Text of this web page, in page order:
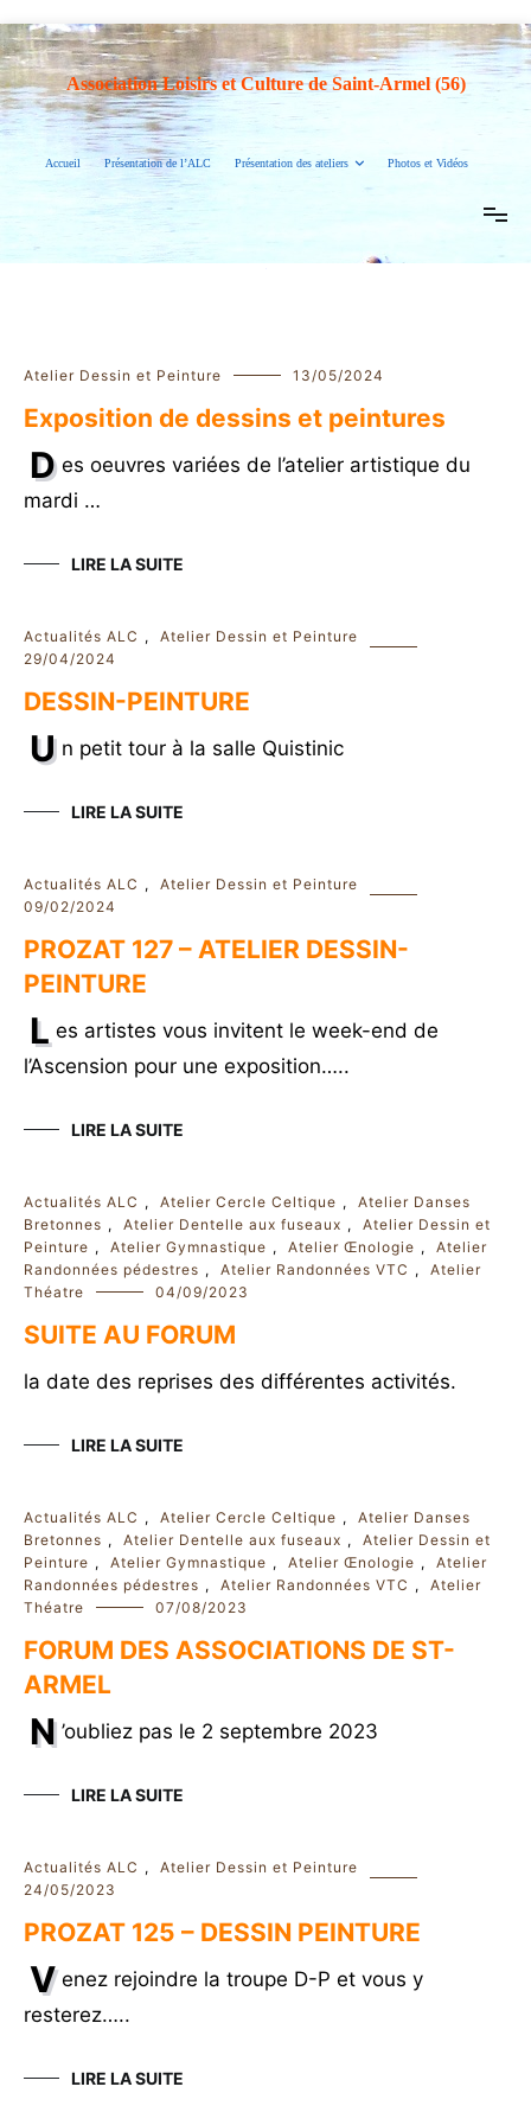
Aller
au
contenuAssociation Loisirs et Culture de Saint-Armel (56)
Accueil Présentation de l’ALC Présentation des ateliers Photos et Vidéos
Atelier Dessin et Peinture 13/05/2024
Exposition de dessins et peintures
D es oeuvres variées de l’atelier artistique du
mardi …
LIRE LA SUITE
Actualités ALC ,
Atelier Dessin et Peinture
29/04/2024
DESSIN-PEINTURE
U n petit tour à la salle Quistinic
LIRE LA SUITE
Actualités ALC ,
Atelier Dessin et Peinture
09/02/2024
PROZAT 127 – ATELIER DESSIN-
PEINTURE
L es artistes vous invitent le week-end de
l’Ascension pour une exposition…..
LIRE LA SUITE
Actualités ALC , Atelier Cercle Celtique ,
Atelier Danses
Bretonnes , Atelier Dentelle aux fuseaux ,
Atelier Dessin et
Peinture , Atelier Gymnastique , Atelier Œnologie ,
Atelier
Randonnées pédestres , Atelier Randonnées VTC ,
Atelier
Théatre
04/09/2023
SUITE AU FORUM
la date des reprises des différentes activités.
LIRE LA SUITE
Actualités ALC , Atelier Cercle Celtique ,
Atelier Danses
Bretonnes , Atelier Dentelle aux fuseaux ,
Atelier Dessin et
Peinture , Atelier Gymnastique , Atelier Œnologie ,
Atelier
Randonnées pédestres , Atelier Randonnées VTC ,
Atelier
Théatre
07/08/2023
FORUM DES ASSOCIATIONS DE ST-
ARMEL
N ’oubliez pas le 2 septembre 2023
LIRE LA SUITE
Actualités ALC ,
Atelier Dessin et Peinture
24/05/2023
PROZAT 125 – DESSIN PEINTURE
V enez rejoindre la troupe D-P et vous y
resterez…..
LIRE LA SUITE